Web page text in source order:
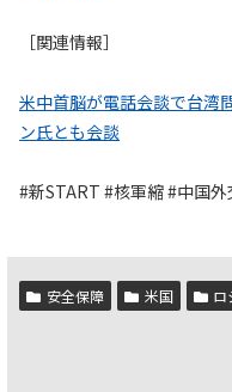
［関連情報］
米中首脳が電話会談で台湾
ン氏とも会談
#新START #核軍縮 #中国
安全保障 米国 ロ